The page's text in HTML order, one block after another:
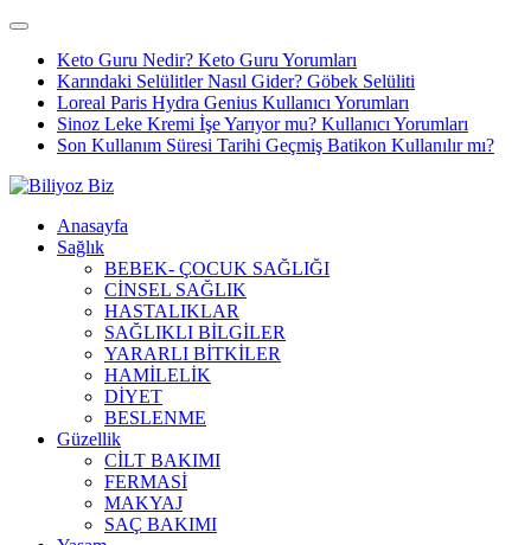
Keto Guru Nedir? Keto Guru Yorumları
Karındaki Selülitler Nasıl Gider? Göbek Selüliti
Loreal Paris Hydra Genius Kullanıcı Yorumları
Sinoz Leke Kremi İşe Yarıyor mu? Kullanıcı Yorumları
Son Kullanım Süresi Tarihi Geçmiş Batikon Kullanılır mı?
Anasayfa
Sağlık
BEBEK- ÇOCUK SAĞLIĞI
CİNSEL SAĞLIK
HASTALIKLAR
SAĞLIKLI BİLGİLER
YARARLI BİTKİLER
HAMİLELİK
DİYET
BESLENME
Güzellik
CİLT BAKIMI
FERMASİ
MAKYAJ
SAÇ BAKIMI